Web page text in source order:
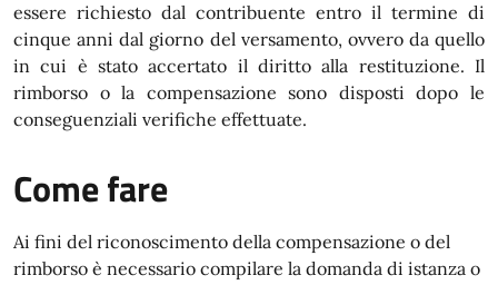
essere richiesto dal contribuente entro il termine di
cinque anni dal giorno del versamento, ovvero da quello
in cui è stato accertato il diritto alla restituzione. Il
rimborso o la compensazione sono disposti dopo le
conseguenziali verifiche effettuate.
Come fare
Ai fini del riconoscimento della compensazione o del
rimborso è necessario compilare la domanda di istanza o